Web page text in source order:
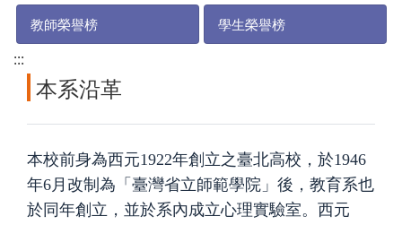
教師榮譽榜 學生榮譽榜
:::
本系沿革
本校前身為西元1922年創立之臺北高校，於1946
年6月改制 為「臺灣省立師範學院」後，教育系也
於同年創立， 並於系內成立心理實驗室。西元